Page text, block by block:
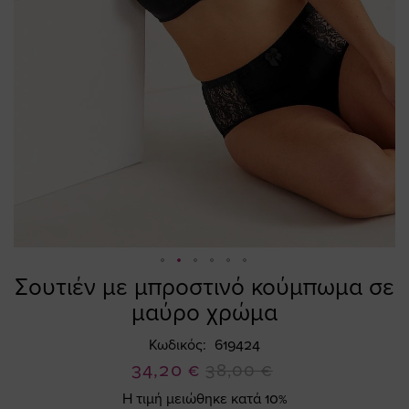
Σουτιέν με μπροστινό κούμπωμα σε
μαύρο χρώμα
Κωδικός 619424
Ειδική
Τιμή
34,20 € 38,00 €
Η τιμή μειώθηκε κατά 10%
Skip